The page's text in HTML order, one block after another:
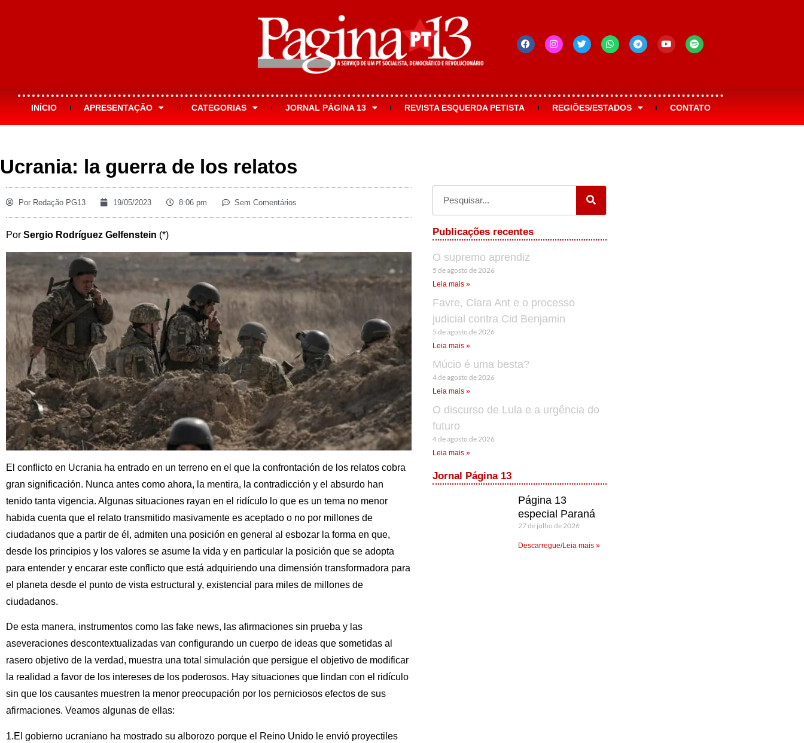
INÍCIO APRESENTAÇÃO CATEGORIAS JORNAL PÁGINA 13 REVISTA ESQUERDA PETISTA REGIÕES/ESTADOS CONTATO
Ucrania: la guerra de los relatos
Por Redação PG13 19/05/2023 8:06 pm Sem Comentários
Por Sergio Rodríguez Gelfenstein (*)
El conflicto en Ucrania ha entrado en un terreno en el que la confrontación de los relatos cobra
gran significación. Nunca antes como ahora, la mentira, la contradicción y el absurdo han
tenido tanta vigencia. Algunas situaciones rayan en el ridículo lo que es un tema no menor
habida cuenta que el relato transmitido masivamente es aceptado o no por millones de
ciudadanos que a partir de él, admiten una posición en general al esbozar la forma en que,
desde los principios y los valores se asume la vida y en particular la posición que se adopta
para entender y encarar este conflicto que está adquiriendo una dimensión transformadora para
el planeta desde el punto de vista estructural y, existencial para miles de millones de
ciudadanos.
De esta manera, instrumentos como las fake news, las afirmaciones sin prueba y las
aseveraciones descontextualizadas van configurando un cuerpo de ideas que sometidas al
rasero objetivo de la verdad, muestra una total simulación que persigue el objetivo de modificar
la realidad a favor de los intereses de los poderosos. Hay situaciones que lindan con el ridículo
sin que los causantes muestren la menor preocupación por los perniciosos efectos de sus
afirmaciones. Veamos algunas de ellas:
1.El gobierno ucraniano ha mostrado su alborozo porque el Reino Unido le envió proyectiles
Publicações recentes
O supremo aprendiz
5 de agosto de 2026
Leia mais »
Favre, Clara Ant e o processo
judicial contra Cid Benjamin
5 de agosto de 2026
Leia mais »
Múcio é uma besta?
4 de agosto de 2026
Leia mais »
O discurso de Lula e a urgência do
futuro
4 de agosto de 2026
Leia mais »
Jornal Página 13
Página 13
especial Paraná
27 de julho de 2026
Descarregue/Leia mais »